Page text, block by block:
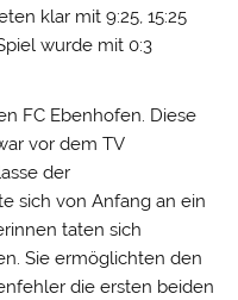
klar mit 9:25, 15:25
wurde mit 0:3
FC Ebenhofen. Diese
vor dem TV
der
sich von Anfang an ein
taten sich
Sie ermöglichten den
die ersten beiden